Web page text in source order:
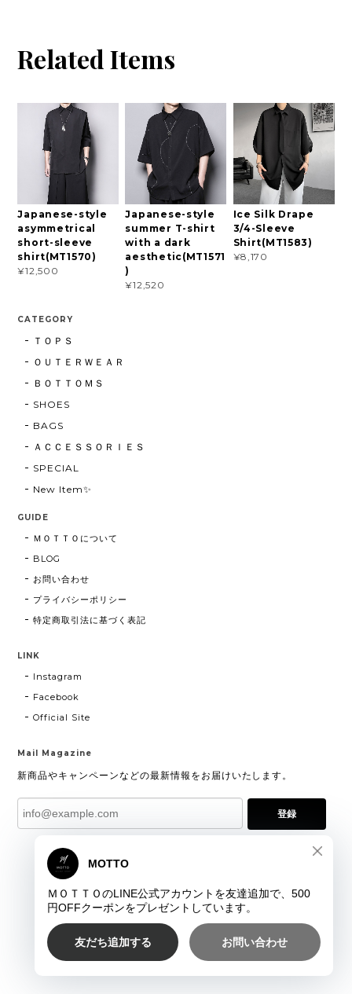
Related Items
Japanese-style
asymmetrical
short-sleeve
shirt(MT1570)
¥12,500
Japanese-style
summer T-shirt
with a dark
aesthetic(MT1571
)
¥12,520
Ice Silk Drape
3/4-Sleeve
Shirt(MT1583)
¥8,170
CATEGORY
ＴＯＰＳ
ＯＵＴＥＲＷＥＡＲ
ＢＯＴＴＯＭＳ
SHOES
BAGS
ＡＣＣＥＳＳＯＲＩＥＳ
SPECIAL
New Item✨
GUIDE
ＭＯＴＴＯについて
BLOG
お問い合わせ
プライバシーポリシー
特定商取引法に基づく表記
LINK
Instagram
Facebook
Official Site
Mail Magazine
新商品やキャンペーンなどの最新情報をお届けいたします。
登録